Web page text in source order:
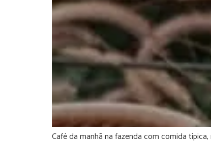
Café da manhã na fazenda com comida